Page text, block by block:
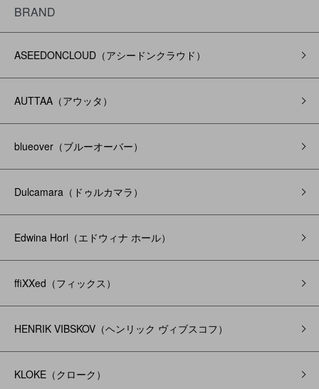
BRAND
ASEEDONCLOUD（アシードンクラウド）
AUTTAA（アウッタ）
blueover（ブルーオーバー）
Dulcamara（ドゥルカマラ）
Edwina Horl（エドウィナ ホール）
ffiXXed（フィックス）
HENRIK VIBSKOV（ヘンリック ヴィブスコフ）
KLOKE（クローク）